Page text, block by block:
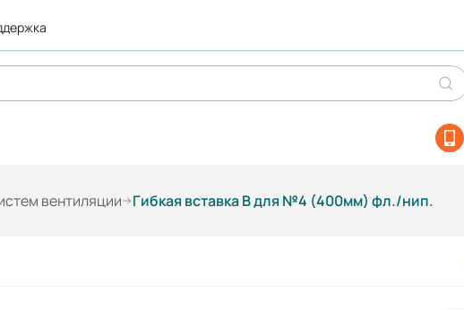
вентиляции Гибкая вставка В для №4 (400мм) фл./нип.